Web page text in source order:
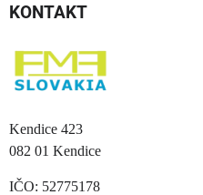
KONTAKT
Kendice 423
082 01 Kendice
IČO: 52775178